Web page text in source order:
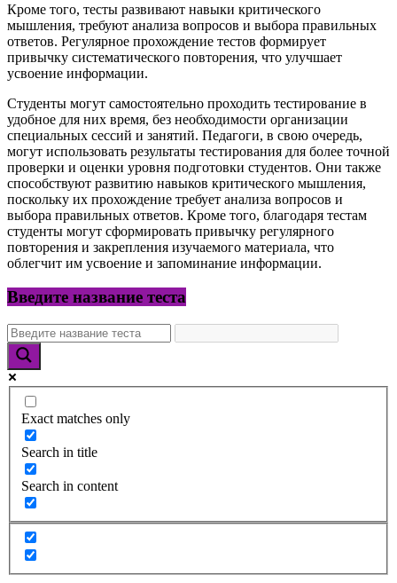
Кроме того, тесты развивают навыки критического
мышления, требуют анализа вопросов и выбора правильных
ответов. Регулярное прохождение тестов формирует
привычку систематического повторения, что улучшает
усвоение информации.
Студенты могут самостоятельно проходить тестирование в
удобное для них время, без необходимости организации
специальных сессий и занятий. Педагоги, в свою очередь,
могут использовать результаты тестирования для более точной
проверки и оценки уровня подготовки студентов. Они также
способствуют развитию навыков критического мышления,
поскольку их прохождение требует анализа вопросов и
выбора правильных ответов. Кроме того, благодаря тестам
студенты могут сформировать привычку регулярного
повторения и закрепления изучаемого материала, что
облегчит им усвоение и запоминание информации.
Введите название теста
Exact matches only
Search in title
Search in content